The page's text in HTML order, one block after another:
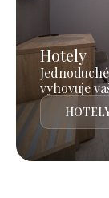
Hotely
vyhovuje